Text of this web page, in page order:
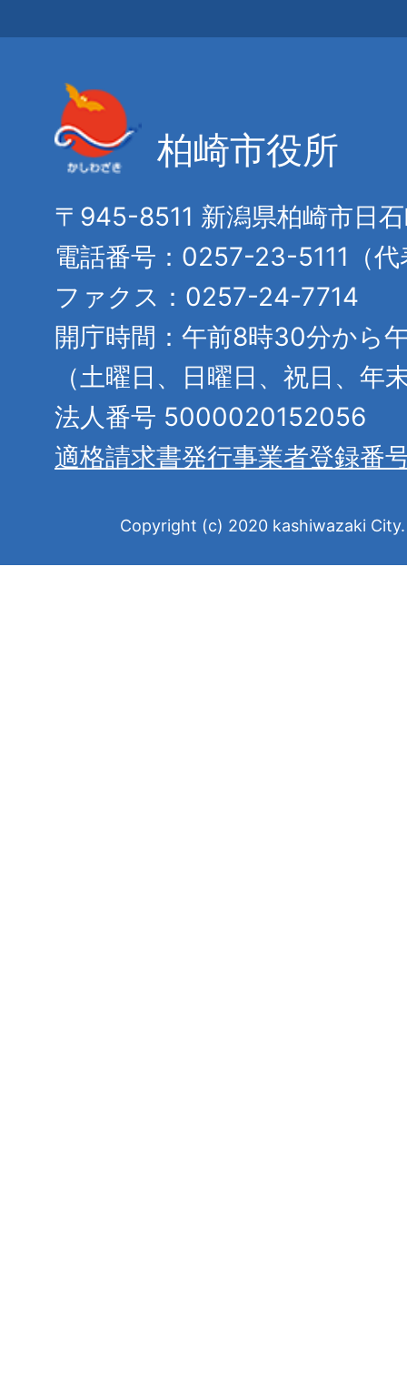
柏崎市役所
〒945-8511 新潟県柏崎市日
電話番号：0257-23-5111（代
ファクス：0257-24-7714
開庁時間：午前8時30分から
（土曜日、日曜日、祝日、年
法人番号 5000020152056
適格請求書発行事業者登録番
Copyright (c) 2020 kashiwazaki